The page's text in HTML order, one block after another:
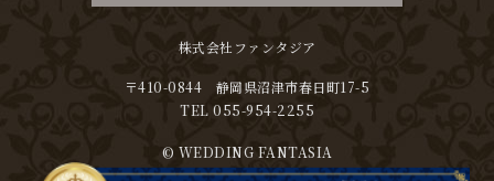
株式会社ファンタジア
〒410-0844 静岡県沼津市春日町17-5
TEL 055-954-2255
© WEDDING FANTASIA